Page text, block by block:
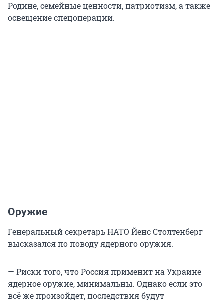
Родине, семейные ценности, патриотизм, а также
освещение спецоперации.
Оружие
Генеральный секретарь НАТО Йенс Столтенберг
высказался по поводу ядерного оружия.
— Риски того, что Россия применит на Украине
ядерное оружие, минимальны. Однако если это
всё же произойдет, последствия будут